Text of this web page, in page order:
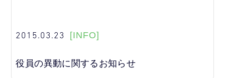
2015.03.23 [INFO]
役員の異動に関するお知らせ